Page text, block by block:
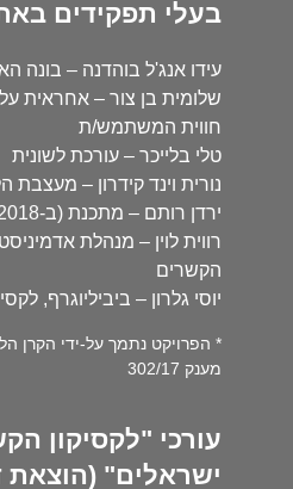
בעלי תפקידים
עידו אנג'ל בוהדנה – בונה
שלומית בן צור – אחראית
חווית המשתמש/ת
טלי בלייכר – עורכת לשונית
נורית וינד קידרון – מעצבת
ירדן רותם – מתכנת (ב-2019-2018)
רווית לוין – מנהלת
הקשרים
יוסי גלרון – ביביליוגרף,
* הפרויקט נתמך על-ידי הקרן
מענק 302/17
עורכי "לקסיקון
ישראלים" (הוצאת